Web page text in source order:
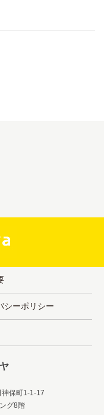
シーポリシー
保町1-1-17
グ8階